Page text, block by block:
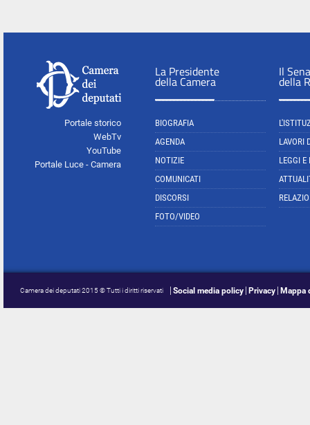
Portale storico
WebTv
YouTube
Portale Luce - Camera
La Presidente
della Camera
BIOGRAFIA
AGENDA
NOTIZIE
COMUNICATI
DISCORSI
FOTO/VIDEO
Il
della
LAVORI
LEGGI E
Camera dei deputati 2015 © Tutti i diritti riservati Social media policy Privacy Mappa